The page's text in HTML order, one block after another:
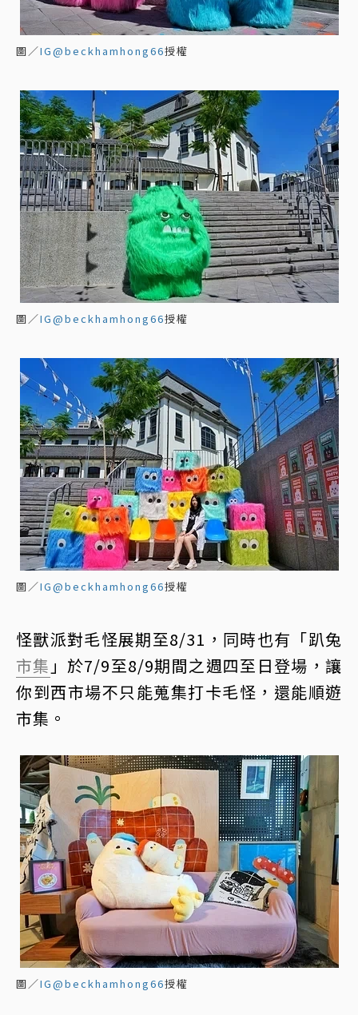
圖／IG@beckhamhong66授權
圖／IG@beckhamhong66授權
圖／IG@beckhamhong66授權
怪獸派對毛怪展期至8/31，同時也有「趴兔
市集 」於7/9至8/9期間之週四至日登場，讓
你到西市場不只能蒐集打卡毛怪，還能順遊
市集。
圖／IG@beckhamhong66授權